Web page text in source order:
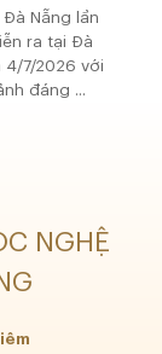
Nẵng lần
ra tại Đà
4/7/2026 với
đáng ...
NGHỆ